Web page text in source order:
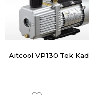
Aitcool VP130 Tek Kademeli Yağlı Vakum Pompası 4.3 m³/h